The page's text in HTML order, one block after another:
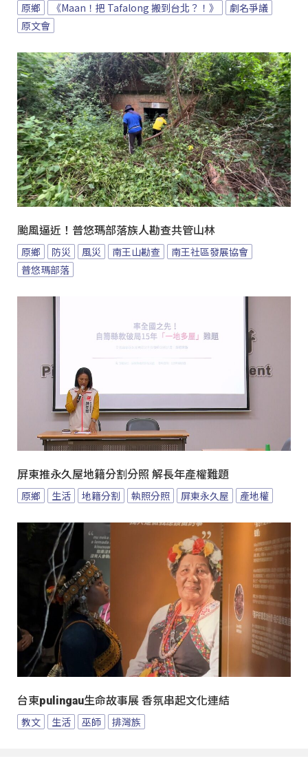
原鄉 《Maan！把 Tafalong 搬到台北？！》
劇名爭議
原文會
颱風逼近！普悠瑪部落族人勘查共管山林
原鄉 防災 風災 南王山勘查
南王社區發展協會
普悠瑪部落
屏東推永久屋地籍分割分照 解長年產權難題
原鄉 生活 地籍分割 執照分照 屏東永久屋 產地權
台東pulingau生命故事展 香氛串起文化連結
教文 生活 巫師 排灣族